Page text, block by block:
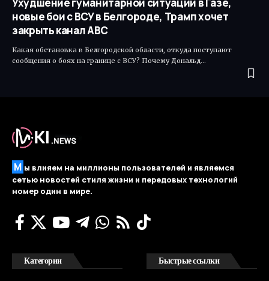
новые бои с ВСУ в Белгороде, Трамп хочет
закрыть канал ABC
Какая обстановка в Белгородской области, откуда поступают
сообщения о боях на границе с ВСУ? Почему Дональд…
М ы влияем на миллионы пользователей и являемся
сетью новостей стиля жизни и передовых технологий
номер один в мире.
Категории Быстрые ссылки